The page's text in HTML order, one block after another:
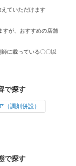
えていただけます
すが、おすすめの店舗
に載っている〇〇以
で探す
（調剤併設）
で探す